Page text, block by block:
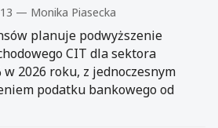
— Monika Piasecka
planuje podwyższenie
CIT dla sektora
w 2026 roku, z jednoczesnym
podatku bankowego od